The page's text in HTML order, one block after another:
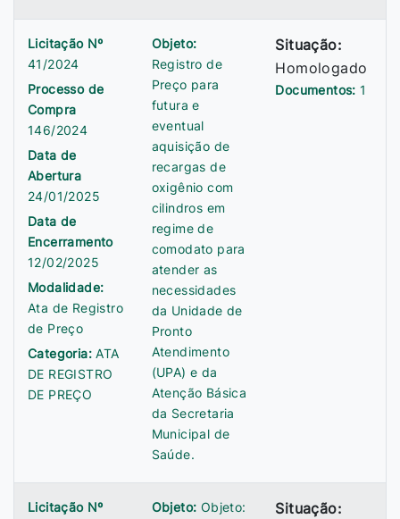
Licitação Nº
41/2024
Processo de
Compra
146/2024
Data de
Abertura
24/01/2025
Data de
Encerramento
12/02/2025
Modalidade:
Ata de Registro
de Preço
Categoria:ATA
DE REGISTRO
DE PREÇO
Objeto:
Registro de
Preço para
futura e
eventual
aquisição de
recargas de
oxigênio com
cilindros em
regime de
comodato para
atender as
necessidades
da Unidade de
Pronto
Atendimento
(UPA) e da
Atenção Básica
da Secretaria
Municipal de
Saúde.
Situação:
Homologado
Documentos:1
Licitação Nº
Objeto: Objeto:
Situação: